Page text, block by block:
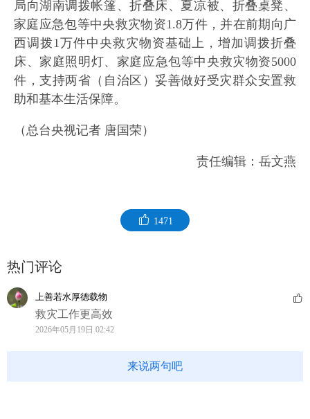
局向湖南调拨帐篷、折叠床、夏凉被、折叠桌凳、
家庭应急包等中央救灾物资1.8万件，并在前期向广
西调拨1万件中央救灾物资基础上，增加调拨折叠
床、家庭照明灯、家庭应急包等中央救灾物资5000
件，支持两省（自治区）妥善做好受灾群众安置救
助和基本生活保障。
（总台央视记者 唐国荣）
责任编辑：岳文燕
1471
热门评论
上善若水厚德载物
救灾工作更高效
2026年05月19日 02:42
来说两句吧